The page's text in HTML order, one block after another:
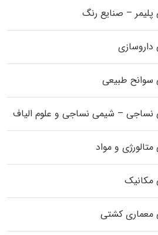
– صنایع رنگ
سوانح طبیعی
نساجی – شیمی نساجی و علوم الیاف
و مواد
مکانیک
معماری کشتی